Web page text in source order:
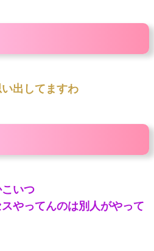
出してますわ
いつ
やってんのは別人がやって